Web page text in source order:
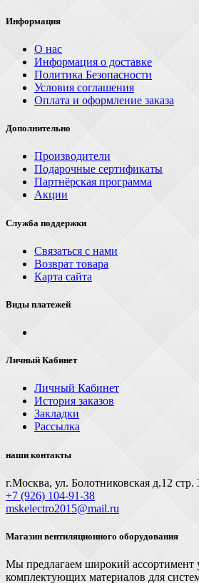
Информация
О нас
Информация о доставке
Политика Безопасности
Условия соглашения
Оплата и оформление заказа
Дополнительно
Производители
Подарочные сертификаты
Партнёрская программа
Акции
Служба поддержки
Связаться с нами
Возврат товара
Карта сайта
Виды платежей
Личный Кабинет
Личный Кабинет
История заказов
Закладки
Рассылка
наши контакты
г.Москва, ул. Болотниковская д.12 стр.
+7 (926) 104-91-З8
mskelectro2015@mail.ru
Магазин вентиляционного оборудования
Мы предлагаем широкий ассортимент
комплектующих материалов для